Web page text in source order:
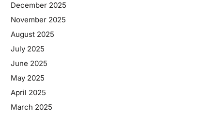
December 2025
November 2025
August 2025
July 2025
June 2025
May 2025
April 2025
March 2025